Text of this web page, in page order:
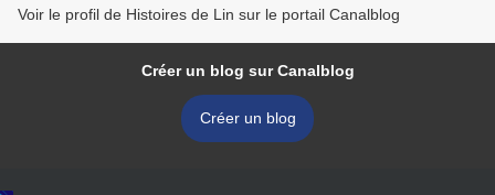
Voir le profil de Histoires de Lin sur le portail Canalblog
Créer un blog sur Canalblog
Créer un blog